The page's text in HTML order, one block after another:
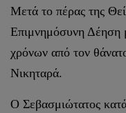
Μετά το πέρας της
Επιμνημόσυνη
χρόνων από τον
Νικηταρά.
Ο Σεβασμιώτατος